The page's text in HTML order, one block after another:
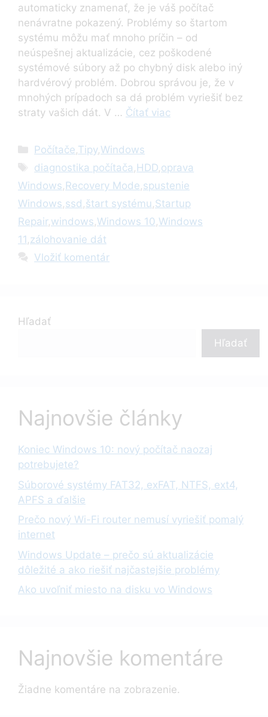
automaticky znamenať, že je váš počítač
nenávratne pokazený. Problémy so štartom
systému môžu mať mnoho príčin – od
neúspešnej aktualizácie, cez poškodené
systémové súbory až po chybný disk alebo iný
hardvérový problém. Dobrou správou je, že v
mnohých prípadoch sa dá problém vyriešiť bez
straty vašich dát. V … Čítať viac
Kategórie
Počítače,Tipy,Windows
Značky
diagnostika počítača , HDD,oprava
Windows, Recovery Mode,spustenie
Windows,ssd ,štart systému,Startup
Repair,windows,Windows 10,Windows
11 ,zálohovanie dát
Vložiť komentár
Hľadať
Hľadať
Najnovšie články
Koniec Windows 10: nový počítač naozaj
potrebujete?
Súborové systémy FAT32, exFAT, NTFS, ext4,
APFS a ďalšie
Prečo nový Wi-Fi router nemusí vyriešiť pomalý
internet
Windows Update – prečo sú aktualizácie
dôležité a ako riešiť najčastejšie problémy
Ako uvoľniť miesto na disku vo Windows
Najnovšie komentáre
Žiadne komentáre na zobrazenie.